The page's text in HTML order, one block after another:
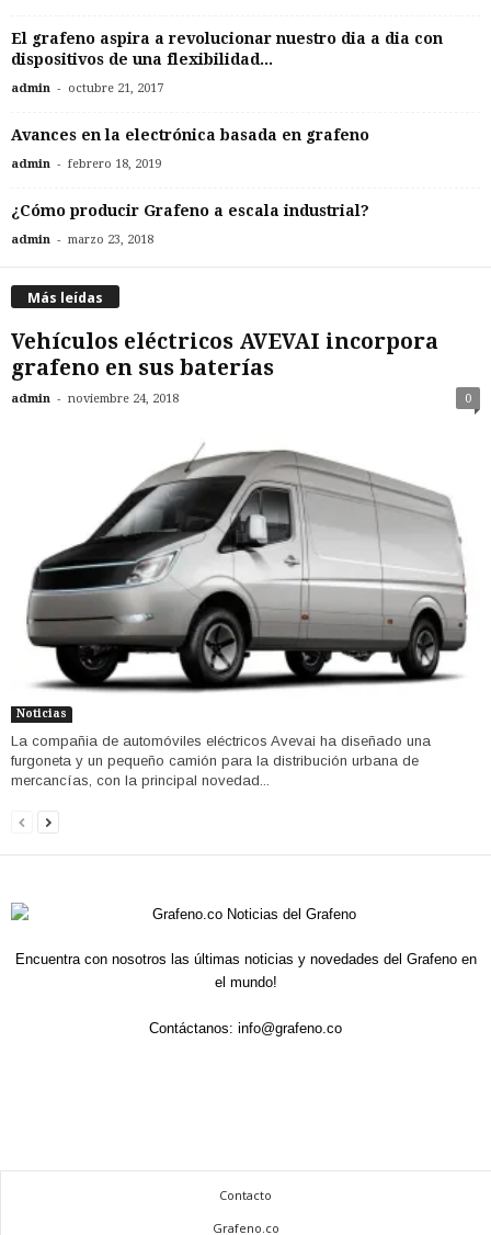
El grafeno aspira a revolucionar nuestro dia a dia con
dispositivos de una flexibilidad...
admin - octubre 21, 2017
Avances en la electrónica basada en grafeno
admin - febrero 18, 2019
¿Cómo producir Grafeno a escala industrial?
admin - marzo 23, 2018
Más leídas
Vehículos eléctricos AVEVAI incorpora
grafeno en sus baterías
admin - noviembre 24, 2018 0
Noticias
La compañia de automóviles eléctricos Avevai ha diseñado una
furgoneta y un pequeño camión para la distribución urbana de
mercancías, con la principal novedad...
Encuentra con nosotros las últimas noticias y novedades del Grafeno en
el mundo!
Contáctanos: info@grafeno.co
Contacto
Grafeno.co